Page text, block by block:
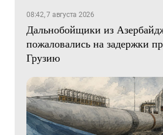
08:42, 7 августа 2026
Дальнобойщики из
пожаловались на задержки
Грузию